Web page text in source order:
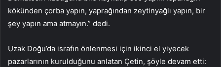
kökünden çorba yapın, yaprağından zeytinyağlı yapın, bir
şey yapın ama atmayın.” dedi.
Uzak Doğu’da israfın önlenmesi için ikinci el yiyecek
pazarlarının kurulduğunu anlatan Çetin, şöyle devam etti: